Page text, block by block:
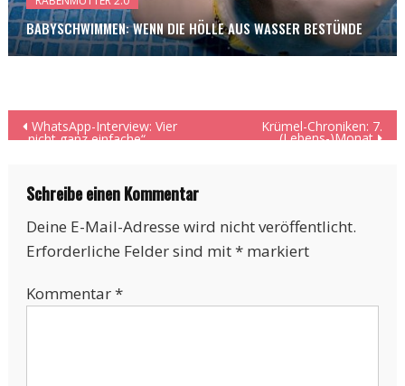
BABYSCHWIMMEN: WENN DIE HÖLLE AUS WASSER BESTÜNDE
Beitragsnavigation
WhatsApp-Interview: Vier
„nicht ganz einfache“
Krümel-Chroniken: 7.
(Lebens-)Monat
Schreibe einen Kommentar
Deine E-Mail-Adresse wird nicht veröffentlicht.
Erforderliche Felder sind mit*markiert
Kommentar*